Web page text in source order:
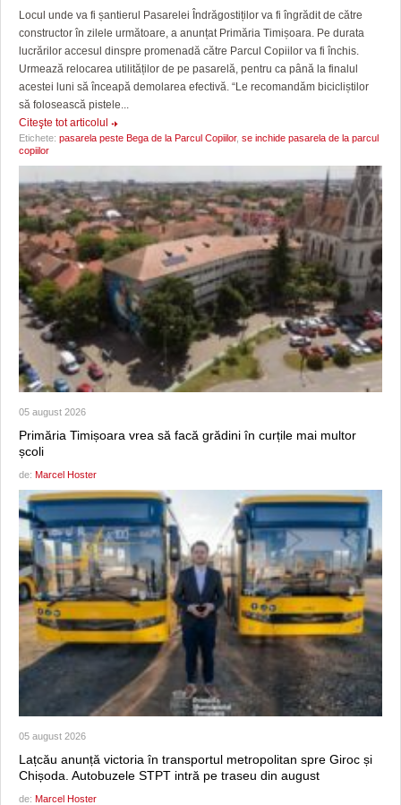
Locul unde va fi șantierul Pasarelei Îndrăgostiților va fi îngrădit de către
constructor în zilele următoare, a anunțat Primăria Timișoara. Pe durata
lucrărilor accesul dinspre promenadă către Parcul Copiilor va fi închis.
Urmează relocarea utilităților de pe pasarelă, pentru ca până la finalul
acestei luni să înceapă demolarea efectivă. “Le recomandăm bicicliștilor
să folosească pistele...
Citeşte tot articolul
Etichete: pasarela peste Bega de la Parcul Copiilor, se inchide pasarela de la parcul
copiilor
05 august 2026
Primăria Timișoara vrea să facă grădini în curțile mai multor
școli
de: Marcel Hoster
05 august 2026
Lațcău anunță victoria în transportul metropolitan spre Giroc și
Chișoda. Autobuzele STPT intră pe traseu din august
de: Marcel Hoster